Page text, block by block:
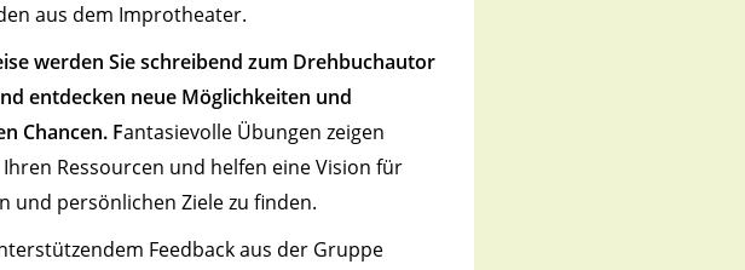
aus dem Improtheater.
werden Sie schreibend zum Drehbuchautor
entdecken neue Möglichkeiten und
Chancen. Fantasievolle Übungen zeigen
Ihren Ressourcen und helfen eine Vision für
und persönlichen Ziele zu finden.
Feedback aus der Gruppe